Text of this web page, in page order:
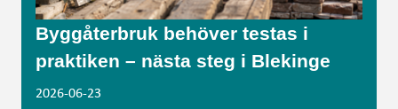
Byggåterbruk behöver testas i
praktiken – nästa steg i Blekinge
2026-06-23